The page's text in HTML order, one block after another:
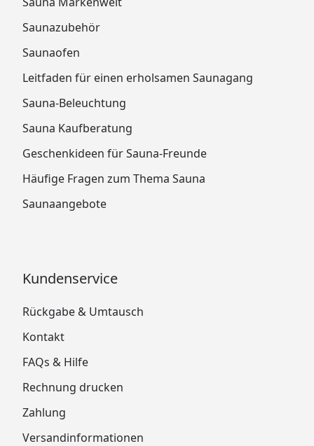
Saunazubehör
Saunaofen
Leitfaden für einen erholsamen Saunagang
Sauna-Beleuchtung
Sauna Kaufberatung
Geschenkideen für Sauna-Freunde
Häufige Fragen zum Thema Sauna
Saunaangebote
Kundenservice
Rückgabe & Umtausch
Kontakt
FAQs & Hilfe
Rechnung drucken
Zahlung
Versandinformationen